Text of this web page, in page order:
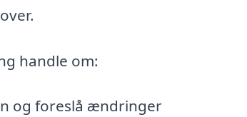
handle om:
og foreslå ændringer